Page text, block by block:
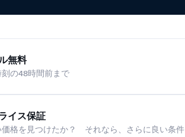
無料
の48時間前まで
イス保証
価格を見つけたか？ それなら、さらに良い条件